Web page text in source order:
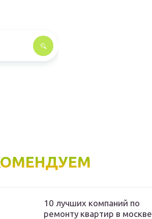
10 лучших компаний по
ремонту квартир в москве